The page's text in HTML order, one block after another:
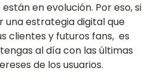
en evolución. Por eso, si
una estrategia digital que
clientes y futuros fans, es
al día con las últimas
de los usuarios.